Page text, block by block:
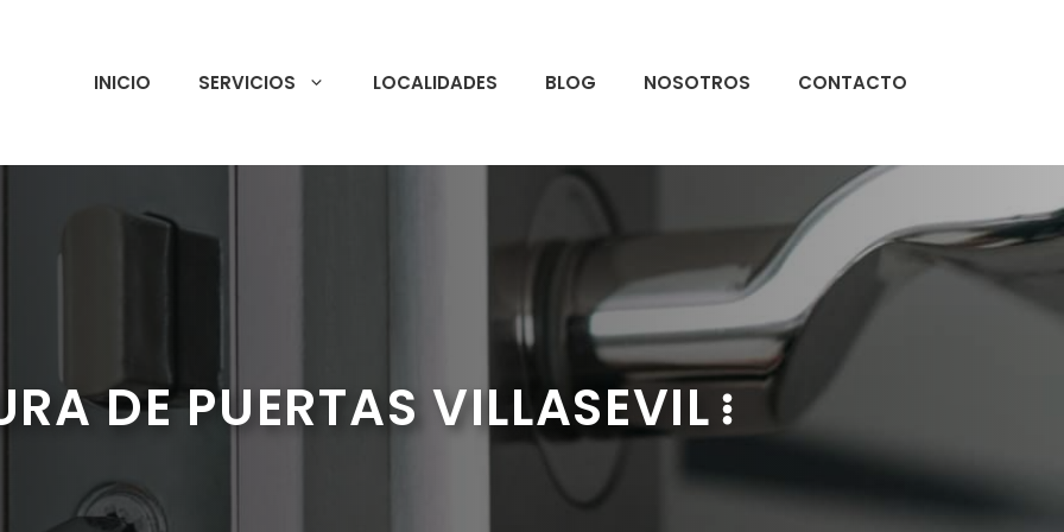
INICIO SERVICIOS LOCALIDADES BLOG NOSOTROS CONTACTO
DE PUERTAS VILLASEVIL